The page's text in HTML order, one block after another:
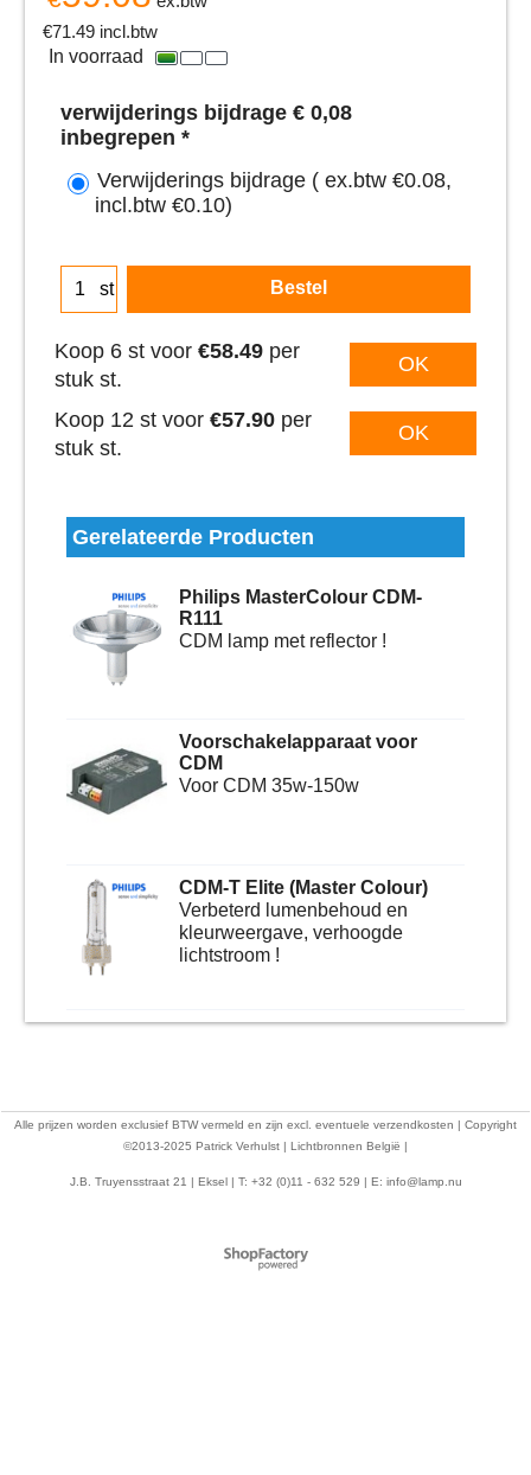
€71.49 incl.btw
In voorraad
verwijderings bijdrage € 0,08
inbegrepen *
Verwijderings bijdrage ( ex.btw €0.08,
incl.btw €0.10)
st Bestel
Koop 6 st voor €58.49 per
stuk st.
OK
Koop 12 st voor €57.90 per
stuk st.
OK
Gerelateerde Producten
Philips MasterColour CDM-
R111
CDM lamp met reflector !
Voorschakelapparaat voor
CDM
Voor CDM 35w-150w
CDM-T Elite (Master Colour)
Verbeterd lumenbehoud en
kleurweergave, verhoogde
lichtstroom !
Alle prijzen worden exclusief BTW vermeld en zijn excl. eventuele verzendkosten | Copyright
©2013-2025 Patrick Verhulst | Lichtbronnen België |
J.B. Truyensstraat 21 | Eksel | T: +32 (0)11 - 632 529 | E: info@lamp.nu
Webwinkel gemaakt met
ShopFactory webwinkel